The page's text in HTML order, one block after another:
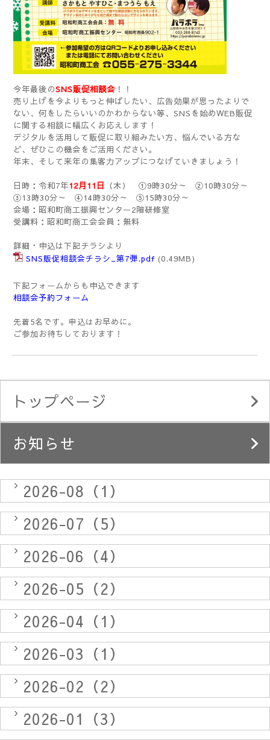
今年最後のSNS販促相談会 ！！
売り上げを今よりもっと伸ばしたい、広告効果が思ったよりで
ない、何をしたらいいのかわからない等、SNSを始めWEB販促
に関する相談に幅広くお応えします！
デジタルを活用して販促に取り組みたい方、悩んでいる方な
ど、ぜひこの機会をご活用ください。
年末、そして来年の集客力アップにつなげていきましょう！
日時：令和7年12月11日 （木） ①9時30分～ ②10時30分～
③13時30分～ ④14時30分～ ⑤15時30分～
会場：昭和町商工振興センター2階研修室
受講料：昭和町商工会会員：無料
詳細・申込は下記チラシより
SNS販促相談会チラシ_第7弾.pdf (0.49MB)
下記フォームからも申込できます
相談会予約フォーム
先着5名です。申込はお早めに。
ご参加お待ちしております！
トップページ
お知らせ
2026-08（1）
2026-07（5）
2026-06（4）
2026-05（2）
2026-04（1）
2026-03（1）
2026-02（2）
2026-01（3）